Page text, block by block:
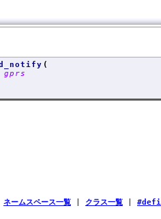
(
gprs
ネームスペース一覧 クラス一覧